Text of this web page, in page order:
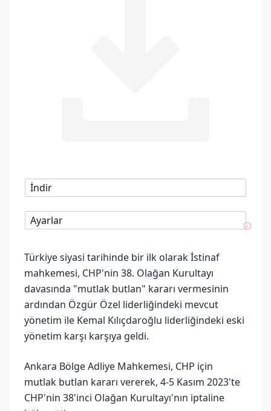
İndir
Ayarlar
Türkiye siyasi tarihinde bir ilk olarak İstinaf
mahkemesi, CHP'nin 38. Olağan Kurultayı
davasında "mutlak butlan" kararı vermesinin
ardından Özgür Özel liderliğindeki mevcut
yönetim ile Kemal Kılıçdaroğlu liderliğindeki eski
yönetim karşı karşıya geldi.
Ankara Bölge Adliye Mahkemesi, CHP için
mutlak butlan kararı vererek, 4-5 Kasım 2023'te
CHP'nin 38'inci Olağan Kurultayı'nın iptaline